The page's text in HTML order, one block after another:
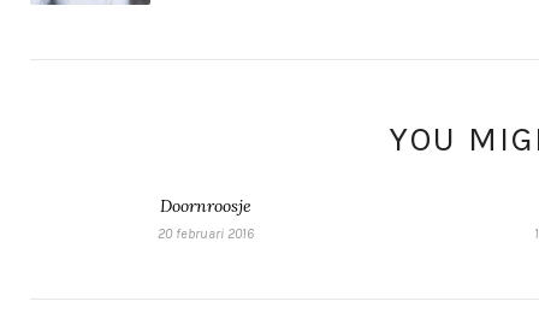
YOU
Doornroosje
20 februari 2016